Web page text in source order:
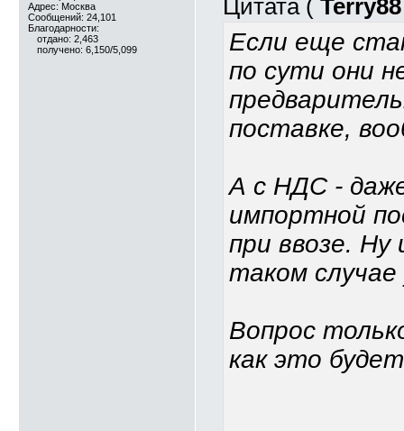
Адрес: Москва
Сообщений: 24,101
Благодарности:
отдано: 2,463
получено: 6,150/5,099
Цитата ( Terry88
Если еще
по сути они
поставке,
А с НДС -
импортной
при ввозе.
таком случае
Вопрос
как это